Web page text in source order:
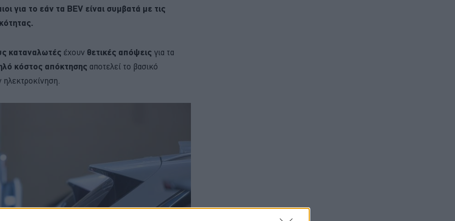
για το εάν τα BEV είναι συμβατά με τις
καταναλωτές έχουν θετικές απόψεις για τα
κόστος απόκτησης αποτελεί το βασικό